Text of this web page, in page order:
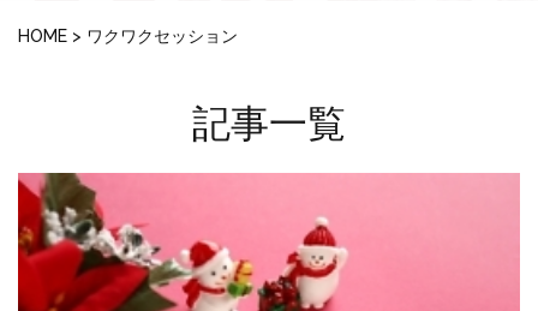
HOME > ワクワクセッション
記事一覧